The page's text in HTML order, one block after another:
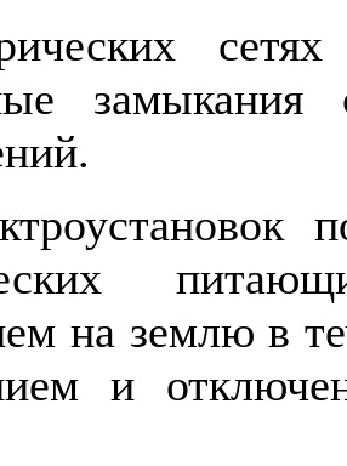
на землю в
и